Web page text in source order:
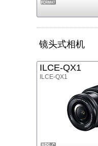
镜头式相机
ILCE-QX1
ILCE-QX1